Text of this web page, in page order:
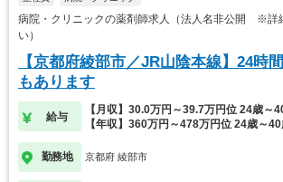
病院・クリニックの薬剤師求人（法人名非公開 ※詳
い）
【京都府綾部市／JR山陰本線】24時
もあります
給与
【月収】30.0万円～39.7万円位 24歳～
【年収】360万円～478万円位 24歳～
勤務地 京都府 綾部市